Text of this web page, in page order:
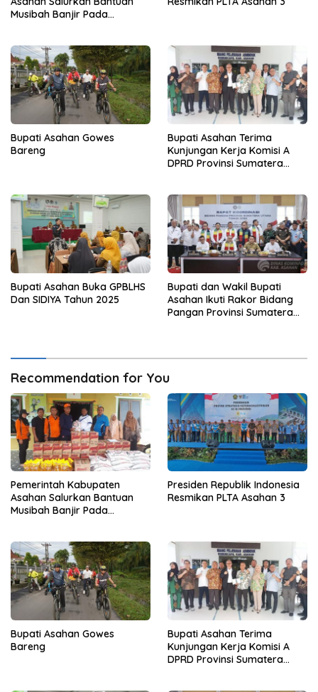
Musibah Banjir Pada
Bupati Asahan Gowes
Bareng
Bupati Asahan Terima
Kunjungan Kerja Komisi A
DPRD Provinsi Sumatera
Bupati Asahan Buka GPBLHS
Dan SIDIYA Tahun 2025
Bupati dan Wakil Bupati
Asahan Ikuti Rakor Bidang
Pangan Provinsi Sumatera
Recommendation for You
Pemerintah Kabupaten
Asahan Salurkan Bantuan
Musibah Banjir Pada
Presiden Republik Indonesia
Resmikan PLTA Asahan 3
Bupati Asahan Gowes
Bareng
Bupati Asahan Terima
Kunjungan Kerja Komisi A
DPRD Provinsi Sumatera